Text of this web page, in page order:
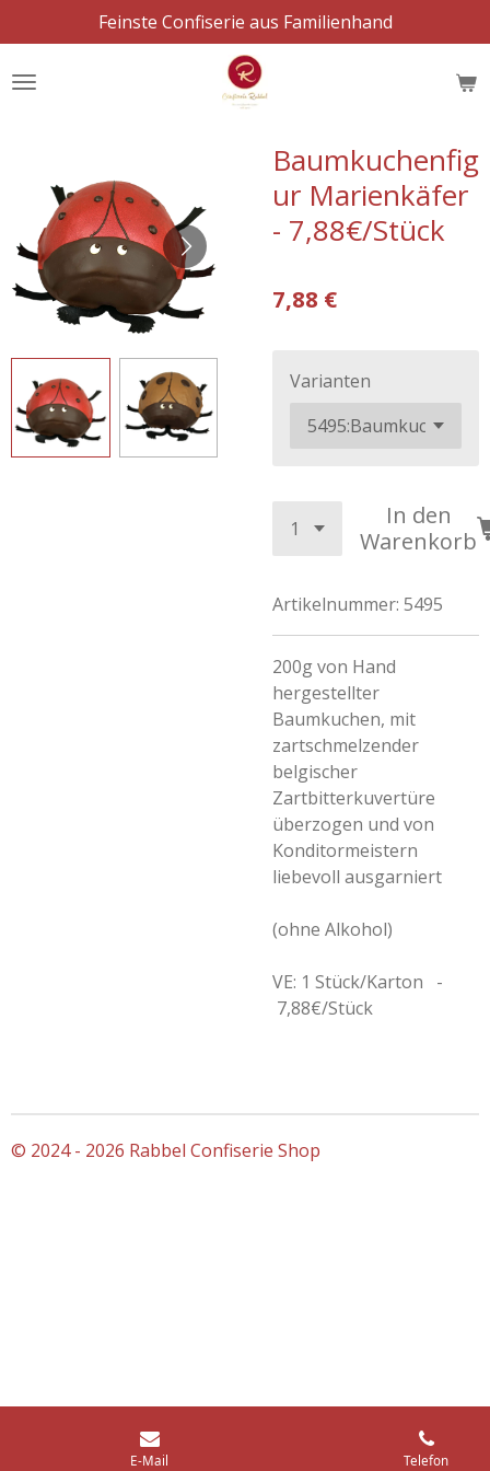
Hauptinhalt
springen
Feinste Confiserie aus Familienhand
Baumkuchenfig
ur Marienkäfer
- 7,88€/Stück
7,88 €
Varianten
In den
Warenkorb
Artikelnummer: 5495
200g von Hand
hergestellter
Baumkuchen, mit
zartschmelzender
belgischer
Zartbitterkuvertüre
überzogen und von
Konditormeistern
liebevoll ausgarniert
(ohne Alkohol)
VE: 1 Stück/Karton -
7,88€/Stück
© 2024 - 2026 Rabbel Confiserie Shop
E-Mail Telefon